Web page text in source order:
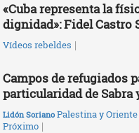
«Cuba representa la
dignidad»: Fidel Castro
Vídeos rebeldes |
Campos de refugiados
particularidad de Sabra
Lidón Soriano Palestina y Oriente
Próximo |